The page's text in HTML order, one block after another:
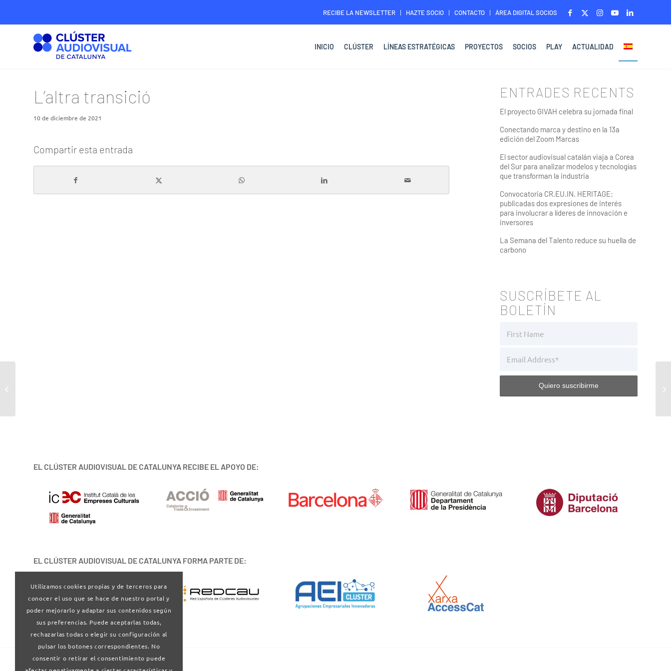
RECIBE LA NEWSLETTER HAZTE SOCIO CONTACTO ÁREA DIGITAL SOCIOS
INICIO CLÚSTER LÍNEAS ESTRATÉGICAS PROYECTOS SOCIOS PLAY ACTUALIDAD
L’altra transició
10 de diciembre de 2021
Compartir esta entrada
ENTRADES RECENTS
El proyecto GIVAH celebra su jornada final
Conectando marca y destino en la 13a
edición del Zoom Marcas
El sector audiovisual catalán viaja a Corea
del Sur para analizar modelos y tecnologías
que transforman la industria
Convocatoria CR.EU.IN. HERITAGE:
publicadas dos expresiones de interés
para involucrar a líderes de innovación e
inversores
La Semana del Talento reduce su huella de
carbono
SUSCRÍBETE AL
BOLETÍN
EL CLÚSTER AUDIOVISUAL DE CATALUNYA RECIBE EL APOYO DE:
EL CLÚSTER AUDIOVISUAL DE CATALUNYA FORMA PARTE DE:
Utilizamos cookies propias y de terceros para
conocer el uso que se hace de nuestro portal y
poder mejorarlo y adaptar sus contenidos según
sus preferencias. Puede aceptarlas todas,
rechazarlas todas o elegir su configuración al
pulsar los botones correspondientes. No
consentir o retirar el consentimiento puede